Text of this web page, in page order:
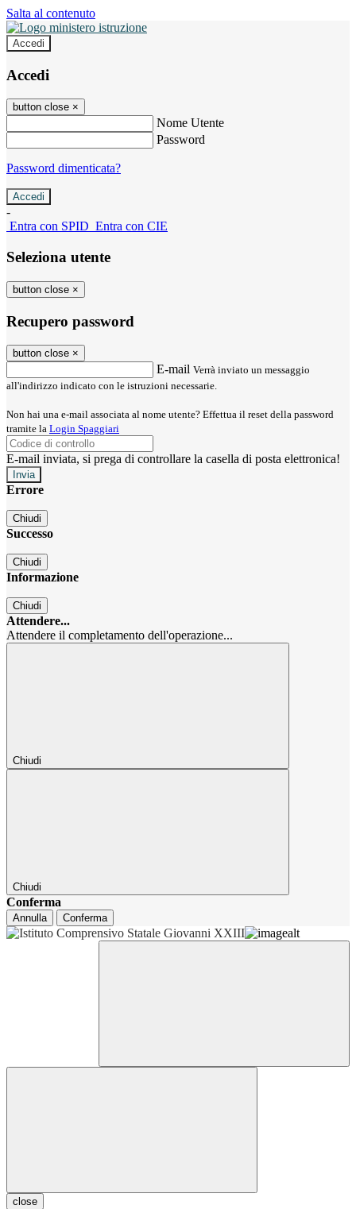
Salta al contenuto
Accedi
Accedi
button close ×
Nome Utente
Password
Password dimenticata?
-
Entra con SPID Entra con CIE
Seleziona utente
button close ×
Recupero password
button close ×
E-mail Verrà inviato un messaggio
all'indirizzo indicato con le istruzioni necessarie.
Non hai una e-mail associata al nome utente? Effettua il reset della password
tramite la Login Spaggiari
E-mail inviata, si prega di controllare la casella di posta elettronica!
Errore
Chiudi
Successo
Chiudi
Informazione
Chiudi
Attendere...
Attendere il completamento dell'operazione...
Chiudi
Chiudi
Conferma
Annulla Conferma
close